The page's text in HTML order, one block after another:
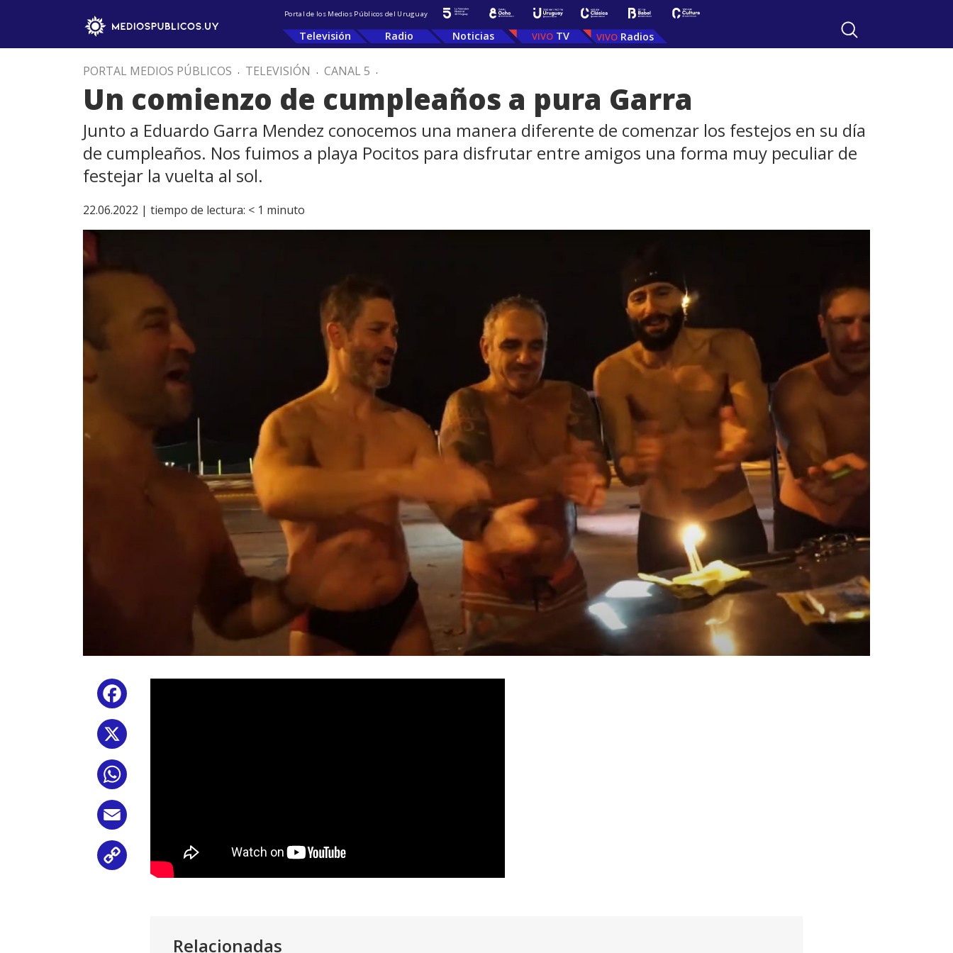
Portal de los Medios Públicos del Uruguay
Televisión Radio Noticias TV Radios
PORTAL MEDIOS PÚBLICOS . TELEVISIÓN . CANAL 5 .
Un comienzo de cumpleaños a pura Garra
Junto a Eduardo Garra Mendez conocemos una manera diferente de comenzar los festejos en su día
de cumpleaños. Nos fuimos a playa Pocitos para disfrutar entre amigos una forma muy peculiar de
festejar la vuelta al sol.
22.06.2022 | tiempo de lectura: < 1 minuto
Copy
Relacionadas